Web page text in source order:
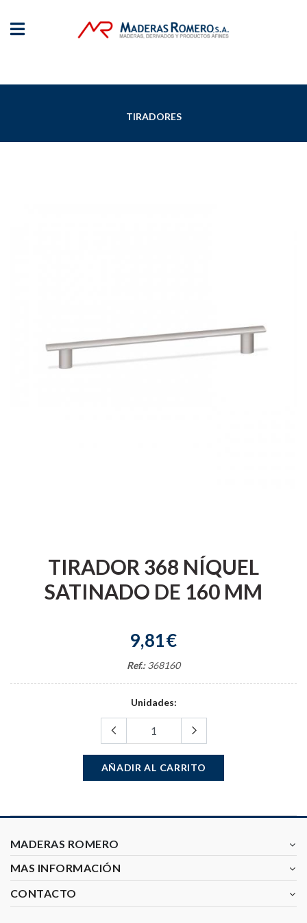
TIRADORES
TIRADOR 368 NÍQUEL
SATINADO DE 160 MM
9,81€
Ref.: 368160
Unidades:
AÑADIR AL CARRITO
MADERAS ROMERO
MAS INFORMACIÓN
CONTACTO